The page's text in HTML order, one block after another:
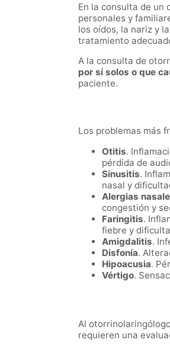
En la consulta de un
personales y
los oídos, la nariz y
tratamiento
A la consulta de
por sí solos o que
paciente.
Los problemas más
Otitis.
pérdida de
Sinusitis.
nasal y
Alergias
congestión y
Faringitis.
fiebre y
Amigdalitis.
Disfonía.
Hipoacusia.
Vértigo.
Al
requieren una